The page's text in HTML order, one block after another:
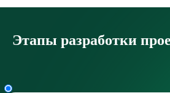
Этапы разработки